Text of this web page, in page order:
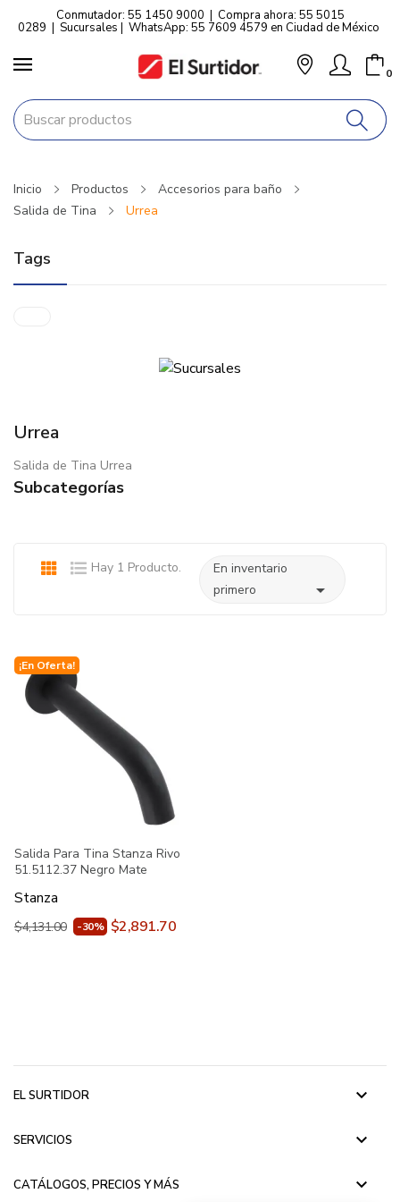
Conmutador: 55 1450 9000 | Compra ahora: 55 5015
0289 | Sucursales | WhatsApp: 55 7609 4579 en Ciudad de México
0
Inicio Productos
Accesorios para baño
Salida de Tina
Urrea
Tags
Urrea
Salida de Tina Urrea
Subcategorías
Hay 1 Producto.
En inventario
primero

¡En Oferta!
Salida Para Tina Stanza Rivo
51.5112.37 Negro Mate
Stanza
$4,131.00 -30% $2,891.70
EL SURTIDOR keyboard_arrow_down
SERVICIOS keyboard_arrow_down
CATÁLOGOS, PRECIOS Y MÁS keyboard_arrow_down